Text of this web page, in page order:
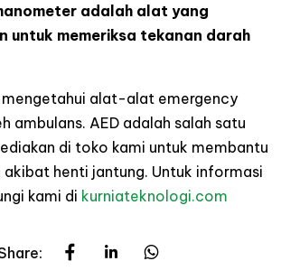
adalah alat yang
untuk memeriksa tekanan darah
mengetahui alat-alat emergency
ambulans. AED adalah salah satu
di toko kami untuk membantu
henti jantung. Untuk informasi
kami di kurniateknologi.com